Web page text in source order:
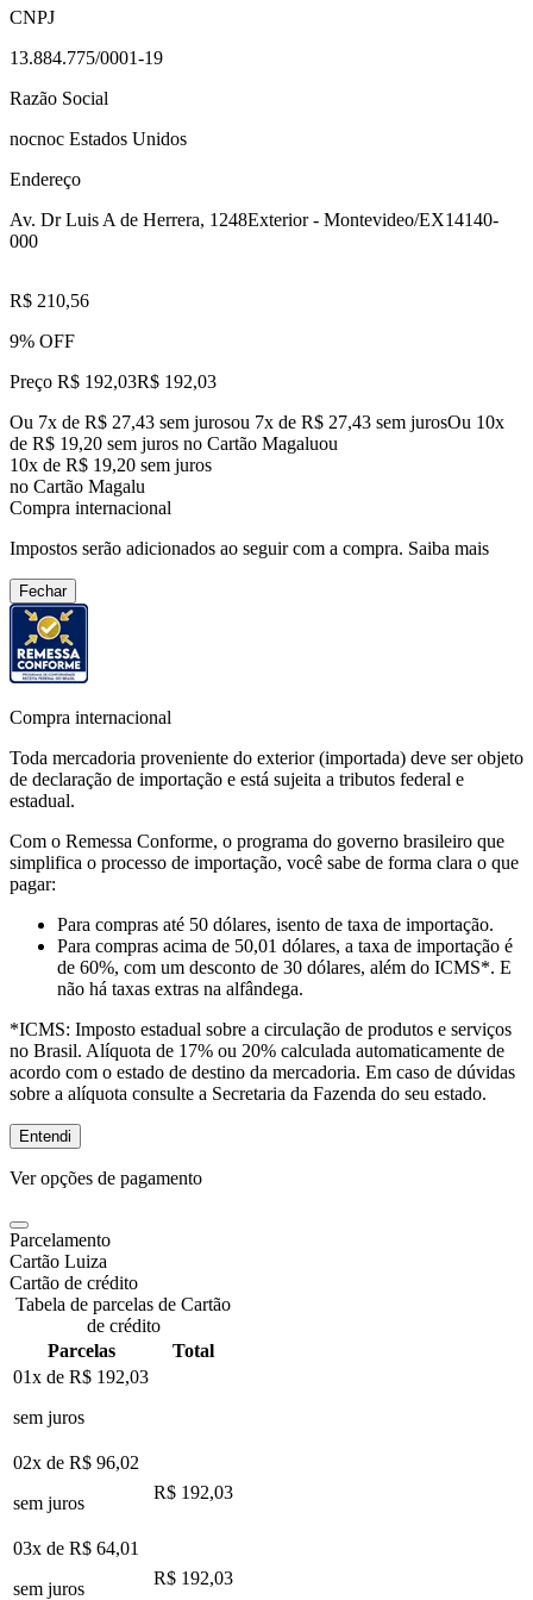
CNPJ
13.884.775/0001-19
Razão Social
nocnoc Estados Unidos
Endereço
Av. Dr Luis A de Herrera, 1248Exterior - Montevideo/EX14140-
000
R$ 210,56
9% OFF
Preço R$ 192,03R$ 192,03
Ou 7x de R$ 27,43 sem jurosou 7x de R$ 27,43 sem jurosOu 10x
de R$ 19,20 sem juros no Cartão Magaluou
10x de R$ 19,20 sem juros
no Cartão Magalu
Compra internacional
Impostos serão adicionados ao seguir com a compra. Saiba mais
Fechar
Compra internacional
Toda mercadoria proveniente do exterior (importada) deve ser objeto
de declaração de importação e está sujeita a tributos federal e
estadual.
Com o Remessa Conforme, o programa do governo brasileiro que
simplifica o processo de importação, você sabe de forma clara o que
pagar:
Para compras até 50 dólares, isento de taxa de importação.
Para compras acima de 50,01 dólares, a taxa de importação é
de 60%, com um desconto de 30 dólares, além do ICMS*. E
não há taxas extras na alfândega.
*ICMS: Imposto estadual sobre a circulação de produtos e serviços
no Brasil. Alíquota de 17% ou 20% calculada automaticamente de
acordo com o estado de destino da mercadoria. Em caso de dúvidas
sobre a alíquota consulte a Secretaria da Fazenda do seu estado.
Entendi
Ver opções de pagamento
Parcelamento
Cartão Luiza
Cartão de crédito
Tabela de parcelas de Cartão
de crédito
Parcelas
Total
01x de R$ 192,03
sem juros
02x de R$ 96,02
sem juros
R$ 192,03
03x de R$ 64,01
sem juros
R$ 192,03